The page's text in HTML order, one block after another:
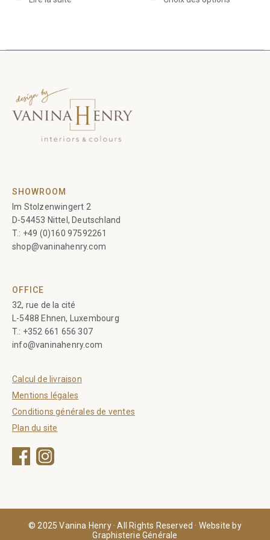
produit
SHOWROOM
Im Stolzenwingert 2
D-54453 Nittel, Deutschland
T.: +49 (0)160 97592261
shop@vaninahenry.com
OFFICE
32, rue de la cité
L-5488 Ehnen, Luxembourg
T.: +352 661 656 307
info@vaninahenry.com
Calcul de livraison
Mentions légales
Conditions générales de ventes
Plan du site
© 2025 Vanina Henry · All Rights Reserved · Website by
Graphisterie Générale